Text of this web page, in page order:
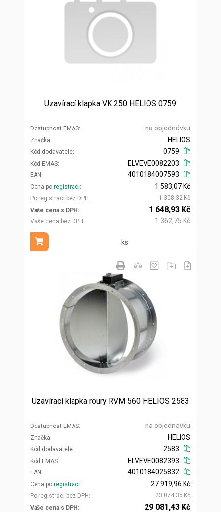
Uzavírací klapka VK 250 HELIOS 0759
Dostupnost EMAS na objednávku
Značka
Kód dodavatele
HELIOS
0759
Kód EMAS
EAN
ELVEVE0082203
4010184007593
Cena po registraci
Po registraci bez DPH
1 583,07 Kč
1 308,32 Kč
Vaše cena s DPH
Vaše cena bez DPH
1 648,93 Kč
1 362,75 Kč
ks
Přidat do košíku
Uzavírací klapka roury RVM 560 HELIOS 2583
Dostupnost EMAS na objednávku
Značka
Kód dodavatele
HELIOS
2583
Kód EMAS
EAN
ELVEVE0082393
4010184025832
Cena po registraci
Po registraci bez DPH
27 919,96 Kč
23 074,35 Kč
Vaše cena s DPH
29 081,43 Kč